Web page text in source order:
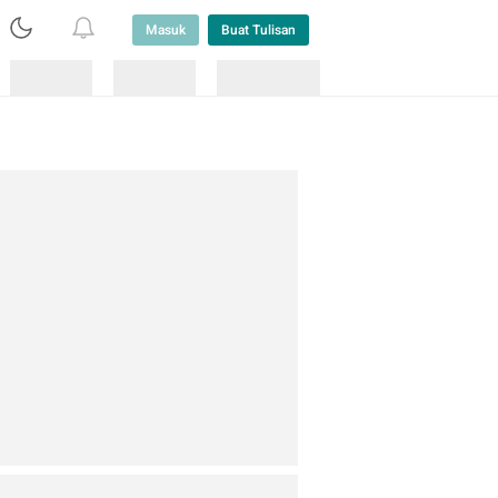
Masuk Buat Tulisan